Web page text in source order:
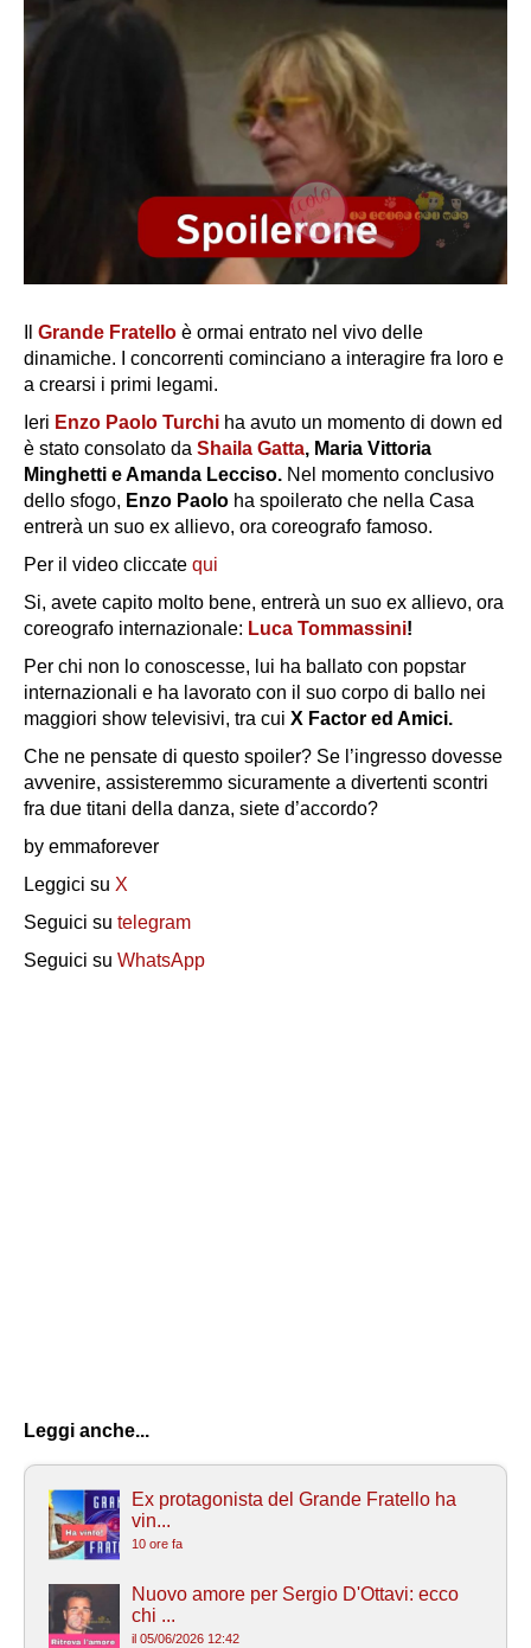
Grande Fratello è ormai entrato nel vivo delle
dinamiche. I concorrenti cominciano a interagire fra loro e
a crearsi i primi legami.
Ieri Enzo Paolo Turchi ha avuto un momento di down ed
è stato consolato da Shaila Gatta, Maria Vittoria
Minghetti e Amanda Lecciso. Nel momento conclusivo
dello sfogo, Enzo Paolo ha spoilerato che nella Casa
entrerà un suo ex allievo, ora coreografo famoso.
Per il video cliccate qui
Si, avete capito molto bene, entrerà un suo ex allievo, ora
coreografo internazionale: Luca Tommassini!
Per chi non lo conoscesse, lui ha ballato con popstar
internazionali e ha lavorato con il suo corpo di ballo nei
maggiori show televisivi, tra cui X Factor ed Amici.
Che ne pensate di questo spoiler? Se l’ingresso dovesse
avvenire, assisteremmo sicuramente a divertenti scontri
fra due titani della danza, siete d’accordo?
by emmaforever
Leggici su X
Seguici su telegram
Seguici su WhatsApp
Leggi anche...
Ex protagonista del Grande Fratello ha
vin...
10 ore fa
Nuovo amore per Sergio D'Ottavi: ecco
chi ...
il 05/06/2026 12:42